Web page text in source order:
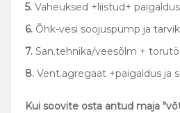
5. Vaheuksed +liistud+ paigaldus
6. Õhk-vesi soojuspump ja
7. San.tehnika/veesõlm +
8. Vent.agregaat +paigaldus ja
Kui soovite osta antud maja